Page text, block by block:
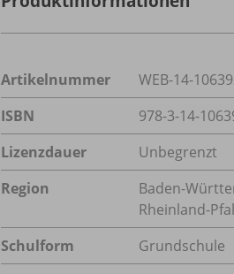
Artikelnummer
WEB-14-
ISBN
978-3-14-
Lizenzdauer
Unbegrenzt
Region
Baden-
Rheinland-
Schulform
Grundschule